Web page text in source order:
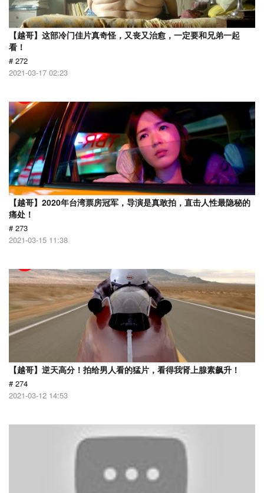
【越哥】这部冷门佳片真奇怪，又丧又治愈，一定要和兄弟一起
看！
# 272
2021-03-17 02:23
【越哥】2020年台湾票房冠军，导演是真敢拍，直击人性最隐秘的
痛处！
# 273
2021-03-15 11:38
【越哥】逆天高分！拍给男人看的猛片，看得我肾上腺素飙升！
# 274
2021-03-12 14:53